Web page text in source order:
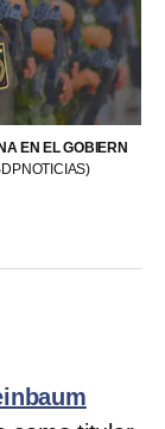
EN EL GOBIERN